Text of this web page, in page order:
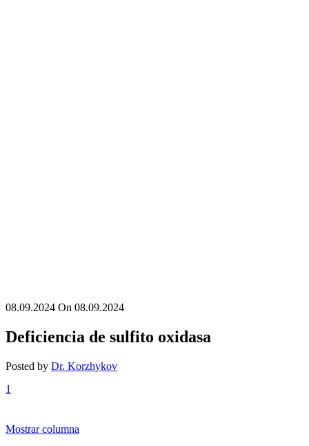
08.09.2024 On 08.09.2024
Deficiencia de sulfito oxidasa
Posted by Dr. Korzhykov
1
Mostrar columna